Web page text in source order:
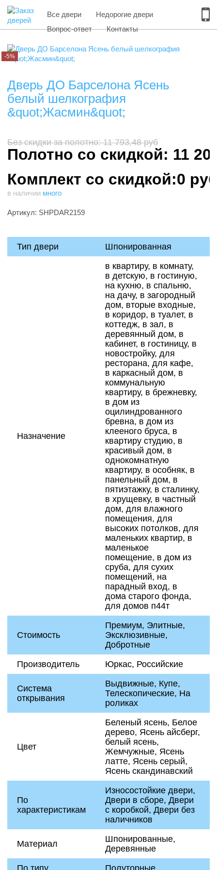
Все двери
Недорогие двери
Вопрос-ответ
Контакты
-5%
Дверь ДО Барселона Ясень
белый шелкография
&quot;Жасмин&quot;
Без скидки за полотно: 11 793,48 руб
Полотно со скидкой: 11
Комплект со скидкой:0
в наличии много
Артикул: SHPDAR2159
Тип двери Шпонированная
Назначение
в квартиру, в комнату,
в детскую, в гостиную,
на кухню, в спальню,
на дачу, в загородный
дом, вторые входные,
в коридор, в туалет, в
коттедж, в зал, в
деревянный дом, в
кабинет, в гостиницу, в
новостройку, для
ресторана, для кафе,
в каркасный дом, в
коммунальную
квартиру, в брежневку,
в дом из
оцилиндрованного
бревна, в дом из
клееного бруса, в
квартиру студию, в
красивый дом, в
однокомнатную
квартиру, в особняк, в
панельный дом, в
пятиэтажку, в сталинку,
в хрущевку, в частный
дом, для влажного
помещения, для
высоких потолков, для
маленьких квартир, в
маленькое
помещение, в дом из
сруба, для сухих
помещений, на
парадный вход, в
дома старого фонда,
для домов п44т
Стоимость
Премиум, Элитные,
Эксклюзивные,
Добротные
Производитель
Юркас, Российские
Система
открывания
Выдвижные, Купе,
Телескопические, На
роликах
Цвет
Беленый ясень, Белое
дерево, Ясень айсберг,
белый ясень,
Жемчужные, Ясень
латте, Ясень серый,
Ясень скандинавский
По
характеристикам
Износостойкие двери,
Двери в сборе, Двери
с коробкой, Двери без
наличников
Материал
Шпонированные,
Деревянные
По типу
Полуторные